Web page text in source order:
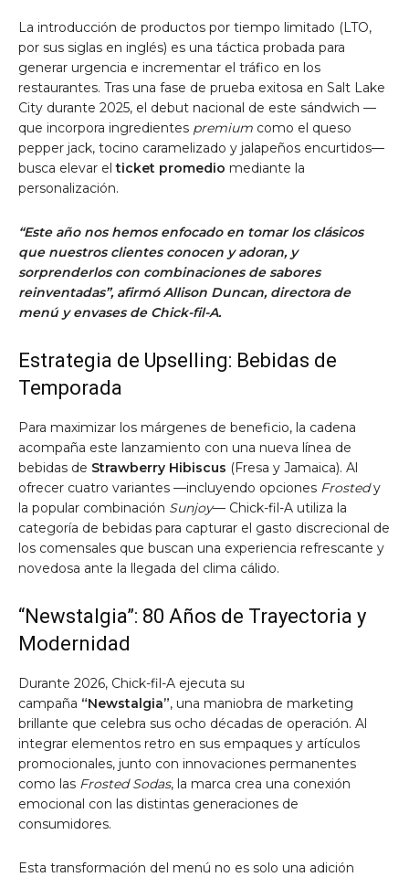
La introducción de productos por tiempo limitado (LTO,
por sus siglas en inglés) es una táctica probada para
generar urgencia e incrementar el tráfico en los
restaurantes. Tras una fase de prueba exitosa en Salt Lake
City durante 2025, el debut nacional de este sándwich —
que incorpora ingredientes premium como el queso
pepper jack, tocino caramelizado y jalapeños encurtidos—
busca elevar el ticket promedio mediante la
personalización.
“Este año nos hemos enfocado en tomar los clásicos
que nuestros clientes conocen y adoran, y
sorprenderlos con combinaciones de sabores
reinventadas”, afirmó Allison Duncan, directora de
menú y envases de Chick-fil-A.
Estrategia de Upselling: Bebidas de
Temporada
Para maximizar los márgenes de beneficio, la cadena
acompaña este lanzamiento con una nueva línea de
bebidas de Strawberry Hibiscus (Fresa y Jamaica). Al
ofrecer cuatro variantes —incluyendo opciones Frosted y
la popular combinación Sunjoy— Chick-fil-A utiliza la
categoría de bebidas para capturar el gasto discrecional de
los comensales que buscan una experiencia refrescante y
novedosa ante la llegada del clima cálido.
“Newstalgia”: 80 Años de Trayectoria y
Modernidad
Durante 2026, Chick-fil-A ejecuta su
campaña “Newstalgia”, una maniobra de marketing
brillante que celebra sus ocho décadas de operación. Al
integrar elementos retro en sus empaques y artículos
promocionales, junto con innovaciones permanentes
como las Frosted Sodas, la marca crea una conexión
emocional con las distintas generaciones de
consumidores.
Esta transformación del menú no es solo una adición